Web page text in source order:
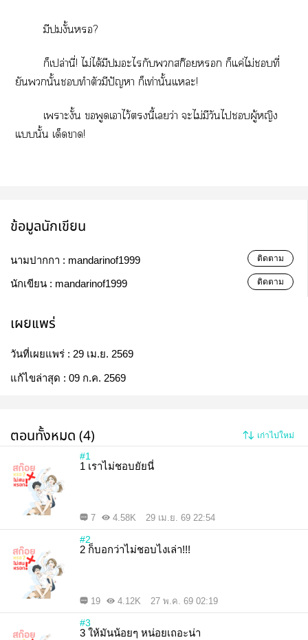
มีงั้น?
ก็เปล่านี่! ไม่ได้มีะไกับสก๊อย ก็แค่ไม่ที่
ยันนั้นทำตัวมีปัญหา ก็เท่านั้นแะ!
เาะงั้น พูดเาไว้นี้เว่า ะไม่มีวันไผู้หญิง
แนั้น เด็ดา!
ข้อมูลนักเขียน
นามปากกา : mandarinof1999 ติดตาม
นักเขียน : mandarinof1999 ติดตาม
เผยแพร่
วันที่เผยแพร่ : 29 เม.ย. 2569
แก้ไขล่าสุด : 09 ก.ค. 2569
ตอนทั้งหมด (4) เก่าไปใหม่
#1
1 เราไม่ชอบยัยนี่
7 4.58K 29 เม.ย. 69 22:54
#2
2 ก็บอกว่าไม่ชอบไงเล่า!!!
19 4.12K 27 พ.ค. 69 02:19
#3
3 ให้มันน้อยๆ หน่อยเถอะน่า